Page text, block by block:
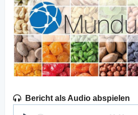
Bericht als Audio abspielen